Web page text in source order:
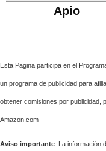
Apio
Esta Pagina participa en el
un programa de publicidad para
obtener comisiones por publicidad,
Amazon.com
Aviso importante: La información